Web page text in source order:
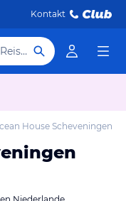
Kontakt
Hotel, Reiseziel
House Scheveningen